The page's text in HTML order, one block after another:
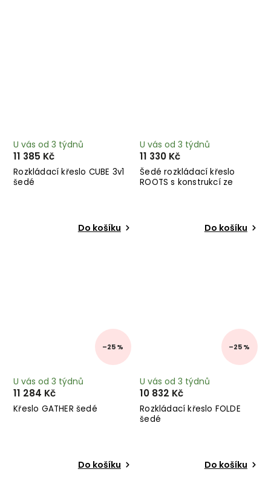
Rozkládací křeslo CUBE 3v1
šedé
U vás od 3 týdnů
11 385 Kč
Do košíku
Šedé rozkládací křeslo
ROOTS s konstrukcí ze
U vás od 3 týdnů
11 330 Kč
Do košíku
–25 %
Křeslo GATHER šedé
U vás od 3 týdnů
11 284 Kč
Do košíku
–25 %
Rozkládací křeslo FOLDE
šedé
U vás od 3 týdnů
10 832 Kč
Do košíku